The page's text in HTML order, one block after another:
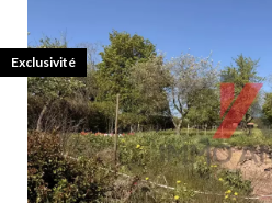
Exclusivité